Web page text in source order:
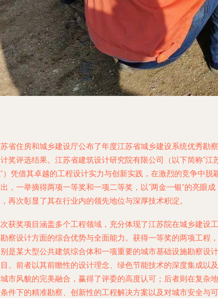
省住房和城乡建设厅公布了年度江苏省城乡建设系统优秀勘察
奖评选结果。江苏省建筑设计研究院有限公司（以下简称“江
）凭借其卓越的工程设计实力与创新实践，在激烈的竞争中脱
，一举摘得两项一等奖和一项二等奖，以“两金一银”的亮眼成
再次彰显了其在行业内的领先地位与深厚技术积淀。
获奖项目涵盖多个工程领域，充分体现了江苏院在城乡建设工
察设计方面的综合优势与全面能力。获得一等奖的两项工程，
是某大型公共建筑综合体和一项重要的城市基础设施勘察设计
。前者以其前瞻性的设计理念、绿色节能技术的深度集成以及
市风貌的完美融合，赢得了评委的高度认可；后者则在复杂地
件下的精准勘察、创新性的工程解决方案以及对城市安全与可